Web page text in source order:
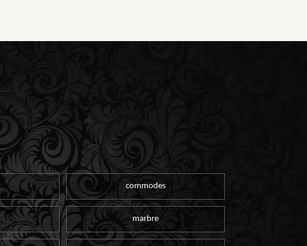
commodes
marbre